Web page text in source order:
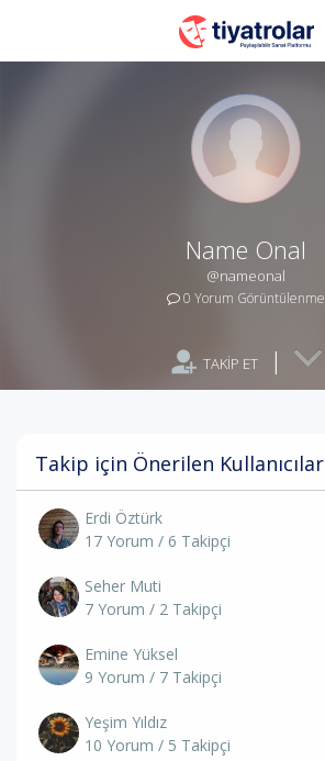
Name Onal
@nameonal
0 Yorum Görüntülenme
TAKİP ET |
Takip için Önerilen Kullanıcılar
Erdi Öztürk
17 Yorum / 6 Takipçi
Seher Muti
7 Yorum / 2 Takipçi
Emine Yüksel
9 Yorum / 7 Takipçi
Yeşim Yıldız
10 Yorum / 5 Takipçi